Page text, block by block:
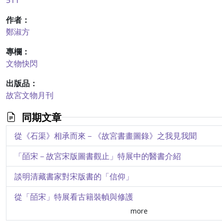
作者：
鄭淑方
專欄：
文物快閃
出版品：
故宮文物月刊
同期文章
從《石渠》相承而來－《故宮書畫圖錄》之我見我聞
「皕宋－故宮宋版圖書觀止」特展中的醫書介紹
談明清藏書家對宋版書的「信仰」
從「皕宋」特展看古籍裝幀與修護
more